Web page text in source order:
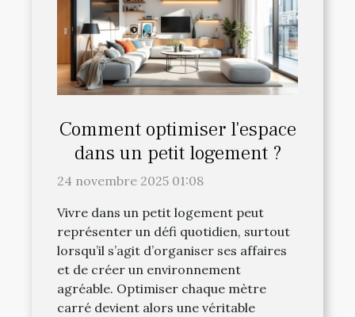
Comment optimiser l'espace
dans un petit logement ?
24 novembre 2025 01:08
Vivre dans un petit logement peut
représenter un défi quotidien, surtout
lorsqu’il s’agit d’organiser ses affaires
et de créer un environnement
agréable. Optimiser chaque mètre
carré devient alors une véritable